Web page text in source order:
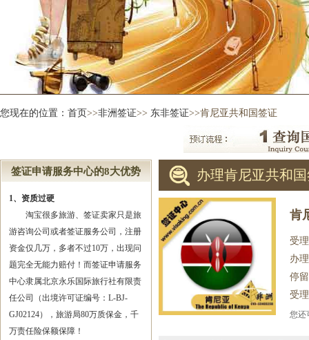
您现在的位置： 首页>>非洲签证>> 东非签证>>肯尼亚共和国签证
签证申请服务中心的8大优势
1、资质过硬
淘宝很多旅游、签证卖家只是旅
游咨询公司或者签证服务公司，注册
资金仅几万，多者不过10万，出现问
题完全无能力赔付！而签证申请服务
中心隶属北京永乐国际旅行社有限责
任公司（出境许可证编号：L-BJ-
GJ02124），旅游局80万质保金，千
万责任险保额保障！
办理肯尼亚共和
肯
受
办
停
受
您